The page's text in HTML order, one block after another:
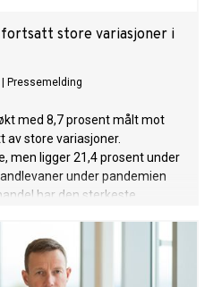
store variasjoner i
Pressemelding
med 8,7 prosent målt mot
store variasjoner.
men ligger 21,4 prosent under
under pandemien
har den sterkeste